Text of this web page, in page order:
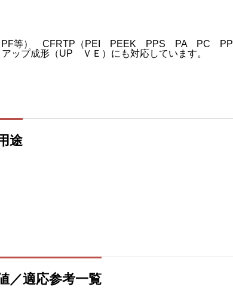
PF等） CFRTP（PEI PEEK PPS PA PC PP
ップ成形（UP ＶＥ）にも対応しています。
途
／適応参考一覧